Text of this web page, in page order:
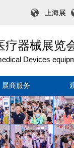
上海展
疗器械展览
Devices
展商服务